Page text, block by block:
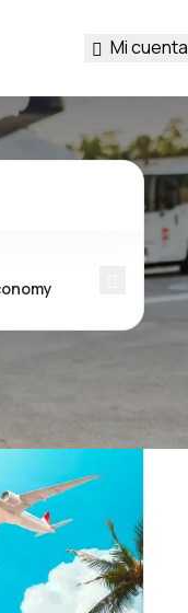
Mi cuenta